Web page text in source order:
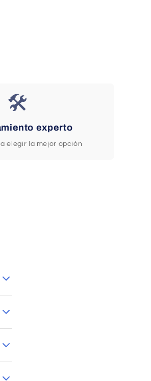
🛠️
experto
elegir la mejor opción